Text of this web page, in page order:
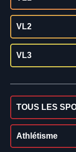
VL2
VL3
TOUS LES
Athlétisme